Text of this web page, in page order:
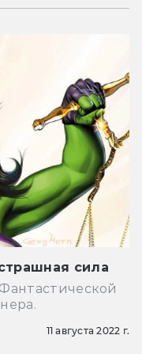
сила
11 августа 2022 г.